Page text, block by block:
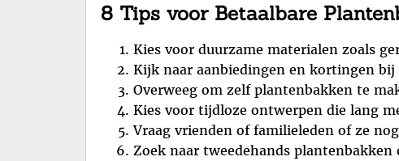
8 Tips voor Betaalbare
Kies voor duurzame materialen zoals
Kijk naar aanbiedingen en kortingen
Overweeg om zelf plantenbakken te
Kies voor tijdloze ontwerpen die lang
Vraag vrienden of familieleden of ze
Zoek naar tweedehands